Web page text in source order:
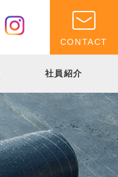
CONTACT
社員紹介